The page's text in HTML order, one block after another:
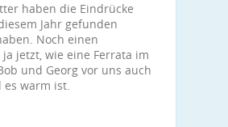
haben die Eindrücke
Jahr gefunden
Noch einen
jetzt, wie eine Ferrata im
und Georg vor uns auch
es warm ist.